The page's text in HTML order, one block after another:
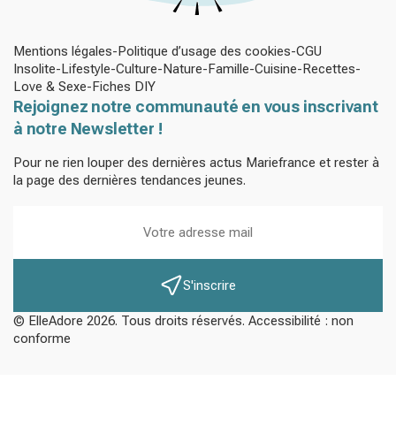
Mentions légales Politique d’usage des cookies CGU
Insolite Lifestyle Culture Nature Famille Cuisine Recettes
Love & Sexe Fiches DIY
Rejoignez notre communauté en vous inscrivant
à notre Newsletter !
Pour ne rien louper des dernières actus Mariefrance et rester à
la page des dernières tendances jeunes.
S'inscrire
© ElleAdore 2026. Tous droits réservés. Accessibilité : non
conforme